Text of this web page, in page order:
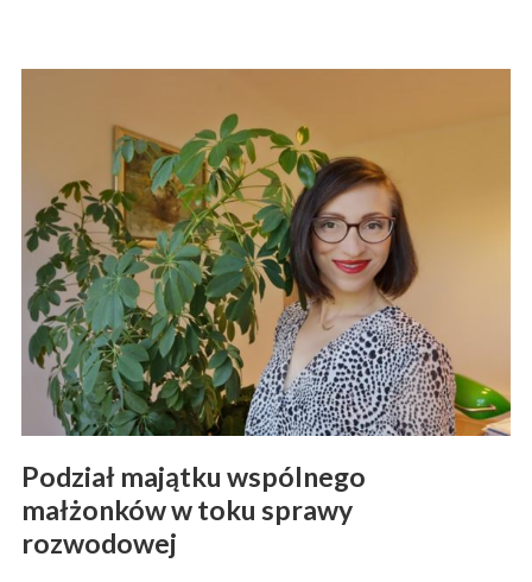
Podział majątku wspólnego
małżonków w toku sprawy
rozwodowej